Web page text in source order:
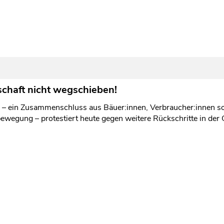
nicht wegschieben!
ein Zusammenschluss aus Bäuer:innen, Verbraucher:innen
– protestiert heute gegen weitere Rückschritte in der